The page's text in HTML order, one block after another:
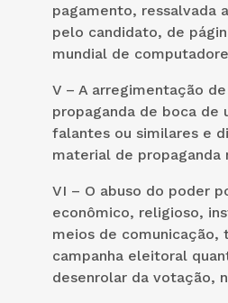
pagamento, ressalvada
pelo candidato, de
mundial de
V – A arregimentação
propaganda de boca de
falantes ou similares e
material de propaganda
VI – O abuso do poder
econômico, religioso,
meios de comunicação,
campanha eleitoral
desenrolar da votação,